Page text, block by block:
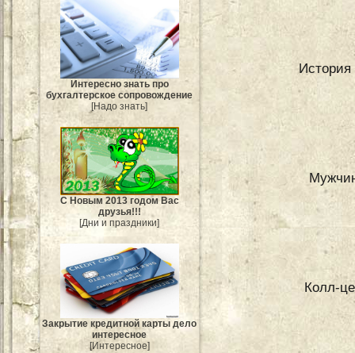
Интересно знать про
бухгалтерское сопровождение
[Надо знать]
С Новым 2013 годом Вас
друзья!!!
[Дни и праздники]
Закрытие кредитной карты дело
интересное
[Интересное]
Колл-